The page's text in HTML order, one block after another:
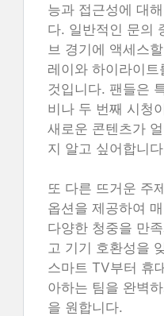
능과 접근성에 대
다. 일반적인 문의
브 경기에 액세스
레이와 하이라이
것입니다. 팬들은
비나 두 번째 시청
새로운 콘텐츠가
지 알고 싶어합니
또 다른 뜨거운 주
옵션을 제공하여
다양한 청중을 만
고 기기 호환성을
스마트 TV부터 휴
아하는 팀을 완벽
을 원합니다.